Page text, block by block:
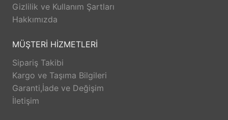
Gizlilik ve Kullanım Şartları
Hakkımızda
MÜŞTERİ HİZMETLERİ
Sipariş Takibi
Kargo ve Taşıma Bilgileri
Garanti,İade ve Değişim
İletişim